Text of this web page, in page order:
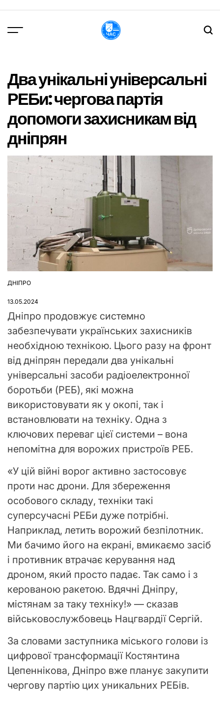
вмісту
Два унікальні універсальні
РЕБи: чергова партія
допомоги захисникам від
дніпрян
ОПУБЛІКУВАТИ
ДНІПРО
13.05.2024
Дніпро продовжує системно
забезпечувати українських захисників
необхідною технікою. Цього разу на фронт
від дніпрян передали два унікальні
універсальні засоби радіоелектронної
боротьби (РЕБ), які можна
використовувати як у окопі, так і
встановлювати на техніку. Одна з
ключових переваг цієї системи – вона
непомітна для ворожих пристроїв РЕБ.
«У цій війні ворог активно застосовує
проти нас дрони. Для збереження
особового складу, техніки такі
суперсучасні РЕБи дуже потрібні.
Наприклад, летить ворожий безпілотник.
Ми бачимо його на екрані, вмикаємо засіб
і противник втрачає керування над
дроном, який просто падає. Так само і з
керованою ракетою. Вдячні Дніпру,
містянам за таку техніку!» — сказав
військовослужбовець Нацгвардії Сергій.
За словами заступника міського голови із
цифрової трансформації Костянтина
Цепеннікова, Дніпро вже планує закупити
чергову партію цих уникальних РЕБів.